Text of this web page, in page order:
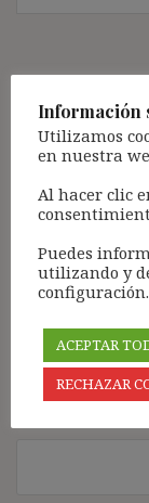
Tu dirección de
campos
Información
Utilizamos
en nuestra
Al hacer clic
Puedes
utilizando y
configuración.
ACEPTAR
RECHAZAR